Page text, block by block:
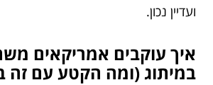
ועדיין נכון.
איך עוקבים אמריקאים
במיתוג (ומה הקטע עם זה